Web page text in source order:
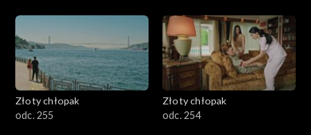
Złoty chłopak
odc. 255
Złoty chłopak
odc. 254